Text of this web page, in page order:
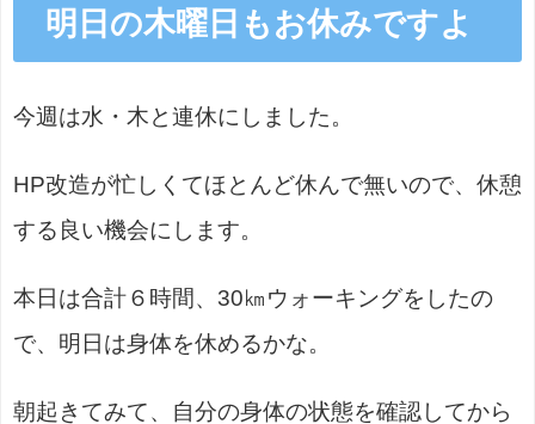
明日の木曜日もお休みですよ
今週は水・木と連休にしました。
HP改造が忙しくてほとんど休んで無いので、休憩
する良い機会にします。
本日は合計６時間、30㎞ウォーキングをしたの
で、明日は身体を休めるかな。
朝起きてみて、自分の身体の状態を確認してから